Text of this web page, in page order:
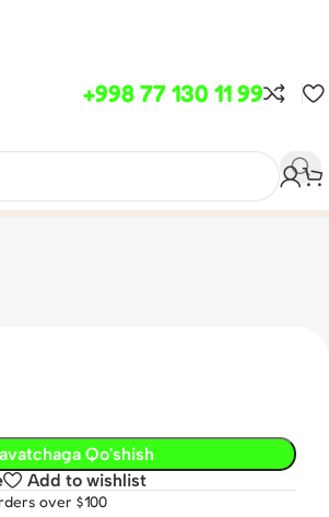
+998 77 130 11 99
Qo'shish
Add to wishlist
over $100